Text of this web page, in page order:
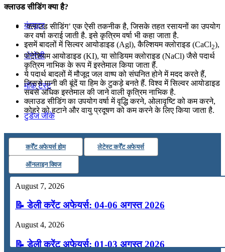
कंप्यूटर
अंग्रेजी
मॉक टेस्ट
टुडेज जीके
Menu Menu
क्लाउड सीडिंग क्या है?
‘क्लाउड सीडिंग’ एक ऐसी तकनीक है, जिसके तहत रसायनों का उपयोग
कर वर्षा कराई जाती है. इसे कृत्रिम वर्षा भी कहा जाता है.
इसमें बादलों में सिल्वर आयोडाइड (Agl), कैल्शियम क्लोराइड (CaCl2),
पोटेशियम आयोडाइड (KI), या सोडियम क्लोराइड (NaCl) जैसे पदार्थ
कृत्रिम नाभिक के रूप में इस्तेमाल किया जाता हैं.
ये पदार्थ बादलों में मौजूद जल वाष्प को संघनित होने में मदद करते हैं,
जिससे पानी की बूंदें या हिम के टुकड़े बनते हैं. विश्व में सिल्वर आयोडाइड
सबसे अधिक इस्तेमाल की जाने वाली कृत्रिम नाभिक है.
क्लाउड सीडिंग का उपयोग वर्षा में वृद्धि करने, ओलावृष्टि को कम करने,
कोहरे को हटाने और वायु प्रदूषण को कम करने के लिए किया जाता है.
कर्रेंट अफेयर्स होम लेटेस्ट कर्रेंट अफेयर्स
ऑनलाइन क्विज
August 7, 2026
📝 डेली करेंट अफेयर्स: 04-06 अगस्त 2026
August 4, 2026
📝 डेली करेंट अफेयर्स: 01-03 अगस्त 2026